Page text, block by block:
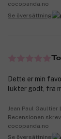
cocopanda.no
Se översättning
Dette er min
lukter godt, fra
Jean Paul Gaultier
Recensionen
cocopanda.no
Se översättning